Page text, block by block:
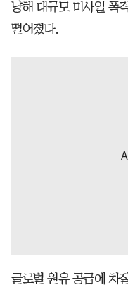
냥해 대규모 미사일 폭
떨어졌다.
글로벌 원유 공급에 차